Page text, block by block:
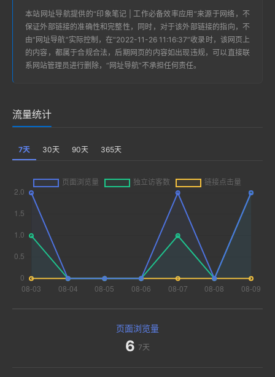
本站 网址导航提供的“印象笔记 | 工作必备效率应用 ”来源于网络，不
保证外部链接的准确性和完整性，同时，对于该外部链接的指向，不
由“ 网址导航”实际控制，在“2022-11-26 11:16:37”收录时，该网页上
的内容，都属于合规合法，后期网页的内容如出现违规，可以直接联
系网站管理员进行删除，“ 网址导航”不承担任何责任。
流量统计
7天 30天 90天 365天
页面浏览量
6 7天